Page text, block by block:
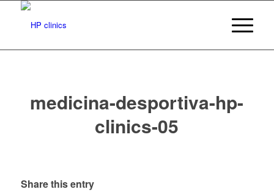
medicina-desportiva-hp-
clinics-05
Share this entry